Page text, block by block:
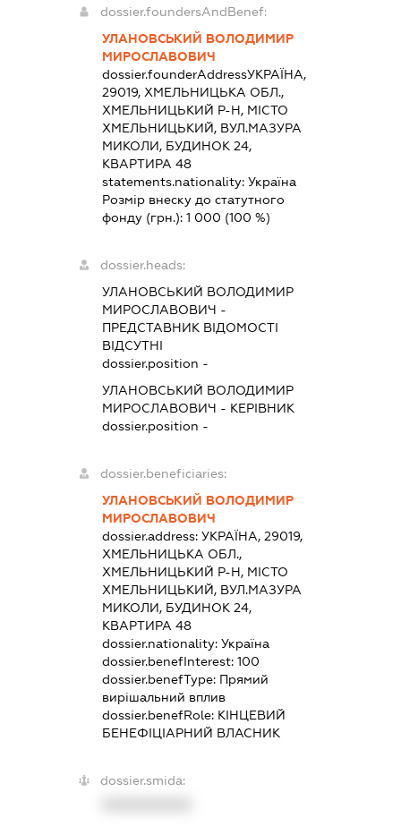
dossier.foundersAndBenef:
УЛАНОВСЬКИЙ ВОЛОДИМИР
МИРОСЛАВОВИЧ
dossier.founderAddressУКРАЇНА,
29019, ХМЕЛЬНИЦЬКА ОБЛ.,
ХМЕЛЬНИЦЬКИЙ Р-Н, МІСТО
ХМЕЛЬНИЦЬКИЙ, ВУЛ.МАЗУРА
МИКОЛИ, БУДИНОК 24,
КВАРТИРА 48
statements.nationality: Україна
Розмір внеску до статутного
фонду (грн.): 1 000 (100 %)
dossier.heads:
УЛАНОВСЬКИЙ ВОЛОДИМИР
МИРОСЛАВОВИЧ -
ПРЕДСТАВНИК ВІДОМОСТІ
ВІДСУТНІ
dossier.position -
УЛАНОВСЬКИЙ ВОЛОДИМИР
МИРОСЛАВОВИЧ - КЕРІВНИК
dossier.position -
dossier.beneficiaries:
УЛАНОВСЬКИЙ ВОЛОДИМИР
МИРОСЛАВОВИЧ
dossier.address: УКРАЇНА, 29019,
ХМЕЛЬНИЦЬКА ОБЛ.,
ХМЕЛЬНИЦЬКИЙ Р-Н, МІСТО
ХМЕЛЬНИЦЬКИЙ, ВУЛ.МАЗУРА
МИКОЛИ, БУДИНОК 24,
КВАРТИРА 48
dossier.nationality: Україна
dossier.benefInterest: 100
dossier.benefType: Прямий
вирішальний вплив
dossier.benefRole: КІНЦЕВИЙ
БЕНЕФІЦІАРНИЙ ВЛАСНИК
dossier.smida: